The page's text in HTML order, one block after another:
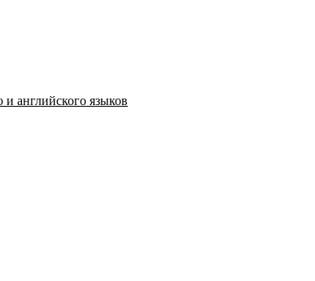
английского языков